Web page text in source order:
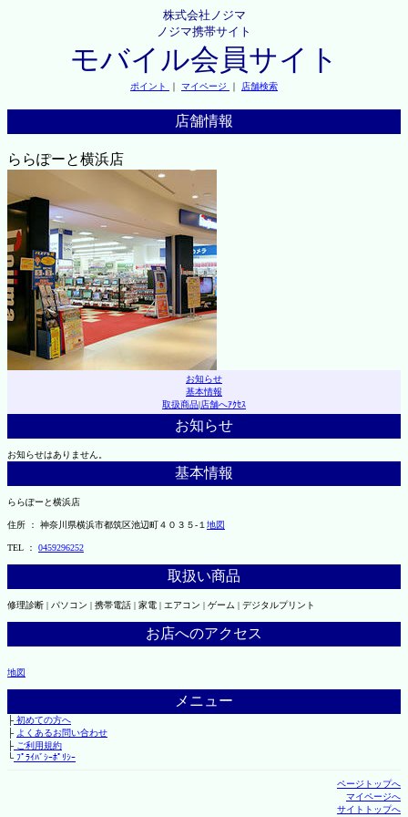
株式会社ノジマ
ノジマ携帯サイト
モバイル会員サイト
ポイント ｜ マイページ ｜ 店舗検索
店舗情報
ららぽーと横浜店
お知らせ
基本情報
取扱商品|店舗へｱｸｾｽ
お知らせ
お知らせはありません。
基本情報
ららぽーと横浜店
住所 ： 神奈川県横浜市都筑区池辺町４０３５-１ 地図
TEL ： 0459296252
取扱い商品
修理診断 | パソコン | 携帯電話 | 家電 | エアコン | ゲーム | デジタルプリント
お店へのアクセス
地図
メニュー
├初めての方へ
├ よくあるお問い合わせ
├ご利用規約
└ﾌﾟﾗｲﾊﾞｼｰﾎﾟﾘｼｰ
ページトップへ
マイページへ
サイトトップへ